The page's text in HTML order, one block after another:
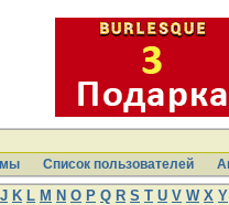
Список пользователей
J K L M N O P Q R S T U V W X Y